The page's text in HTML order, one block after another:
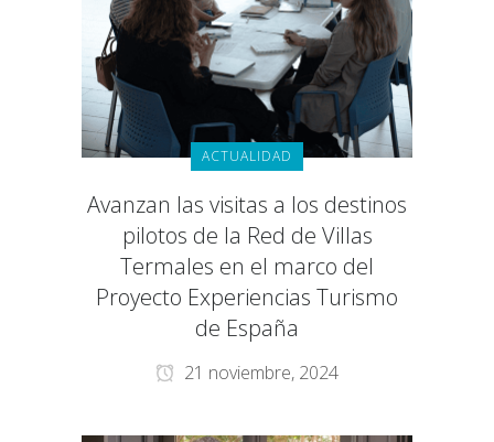
ACTUALIDAD
Avanzan las visitas a los destinos
pilotos de la Red de Villas
Termales en el marco del
Proyecto Experiencias Turismo
de España
21 noviembre, 2024